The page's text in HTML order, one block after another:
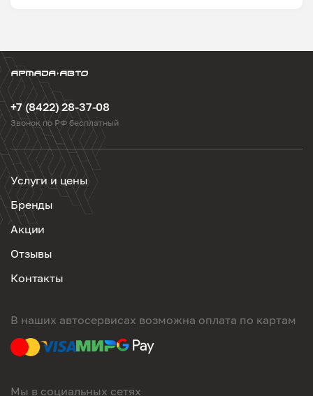
+7 (8422) 28-37-08
Звонок по РФ бесплатный
Услуги и цены
Бренды
Акции
Отзывы
Контакты
В наших автосервисах возможна оплата по картам
Мы в социальных сетях